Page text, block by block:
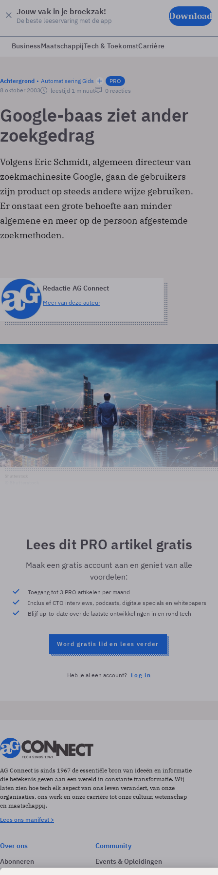
Jouw vak in je broekzak!
De beste leeservaring met de app Download
BusinessMaatschappijTech & ToekomstCarrière
Achtergrond Automatisering Gids
PRO
8 oktober 2003
leestijd 1 minuut 0 reacties
Google-baas ziet ander
zoekgedrag
Volgens Eric Schmidt, algemeen directeur van
zoekmachinesite Google, gaan de gebruikers
zijn product op steeds andere wijze gebruiken.
Er onstaat een grote behoefte aan minder
algemene en meer op de persoon afgestemde
zoekmethoden.
Redactie AG Connect
Meer van deze auteur
Lees dit PRO artikel gratis
Maak een gratis account aan en geniet van alle
voordelen:
Toegang tot 3 PRO artikelen per maand
Inclusief CTO interviews, podcasts, digitale specials en whitepapers
Blijf up-to-date over de laatste ontwikkelingen in en rond tech
Word gratis lid en lees verder
Heb je al een account? Log in
AG Connect is sinds 1967 de essentiële bron van ideeën en informatie
die betekenis geven aan een wereld in constante transformatie. Wij
laten zien hoe tech elk aspect van ons leven verandert, van onze
organisaties, ons werk en onze carrière tot onze cultuur, wetenschap
en maatschappij.
Lees ons manifest >
Over ons
Abonneren
Adverteren
Community
Events & Opleidingen